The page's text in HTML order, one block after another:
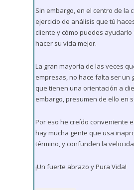
Sin embargo, en el centro de la
ejercicio de análisis que tú
cliente y cómo puedes
hacer su vida mejor.
La gran mayoría de las veces
empresas, no hace falta ser un
que tienen una orientación a
embargo, presumen de ello en
Por eso he creído conveniente
hay mucha gente que usa
término, y confunden la
¡Un fuerte abrazo y Pura Vida!